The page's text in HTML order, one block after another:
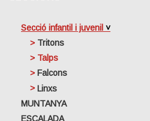
Secció infantil i juvenil
Tritons
Talps
Falcons
Linxs
MUNTANYA
ESCALADA